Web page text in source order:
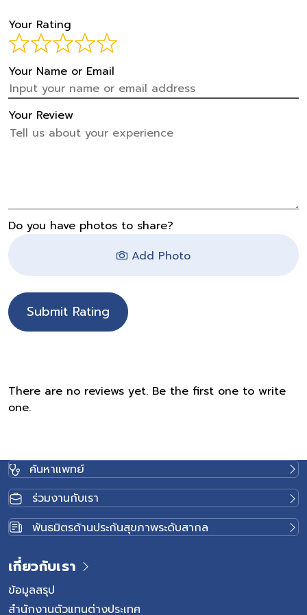
Your Rating
Your Name or Email
Your Review
Do you have photos to share?
Add Photo
Submit Rating
There are no reviews yet. Be the first one to write
one.
ค้นหาแพทย์
ร่วมงานกับเรา
พันธมิตรด้านประกันสุขภาพระดับสากล
เกี่ยวกับเรา
ข้อมูลสรุป
สำนักงานตัวแทนต่างประเทศ